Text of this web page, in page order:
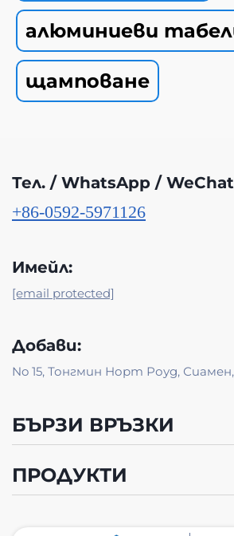
алюминиеви
щамповане
Тел. / WhatsApp /
+86-0592-5971126
Имейл:
[email protected]
Добави:
No 15, Тонгмин Норт Роуд,
БЪРЗИ ВРЪЗКИ
ПРОДУКТИ